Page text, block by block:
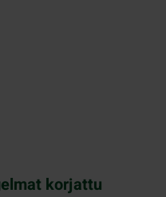
korjattu